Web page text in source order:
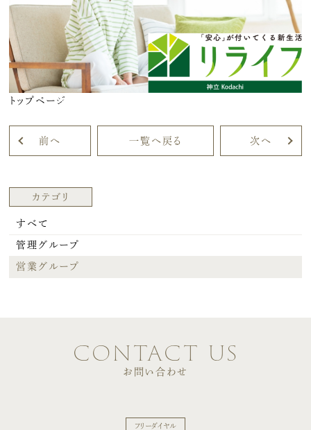
トップページ
前へ 一覧へ戻る 次へ
カテゴリ
すべて
管理グループ
営業グループ
contact us
お問い合わせ
フリーダイヤル